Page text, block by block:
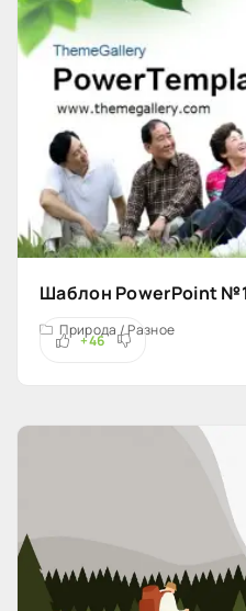
Шаблон PowerPoint
Природа / Разное
+46